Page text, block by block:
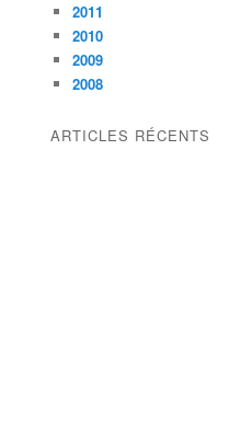
2011
2010
2009
2008
ARTICLES RÉCENTS